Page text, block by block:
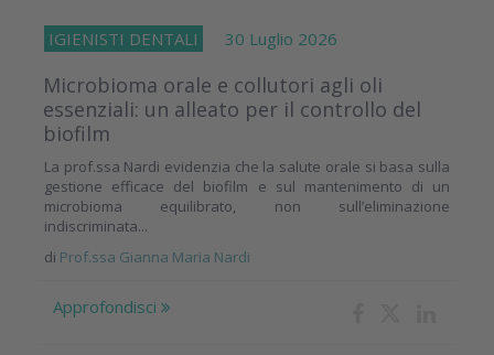
IGIENISTI DENTALI 30 Luglio 2026
Microbioma orale e collutori agli oli
essenziali: un alleato per il controllo del
biofilm
La prof.ssa Nardi evidenzia che la salute orale si basa sulla
gestione efficace del biofilm e sul mantenimento di un
microbioma equilibrato, non sull’eliminazione
indiscriminata...
di Prof.ssa Gianna Maria Nardi
Approfondisci